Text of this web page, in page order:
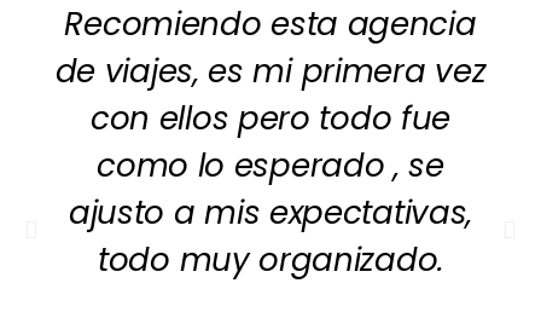
Recomiendo esta agencia
de viajes, es mi primera vez
con ellos pero todo fue
como lo esperado , se
ajusto a mis expectativas,
todo muy organizado.